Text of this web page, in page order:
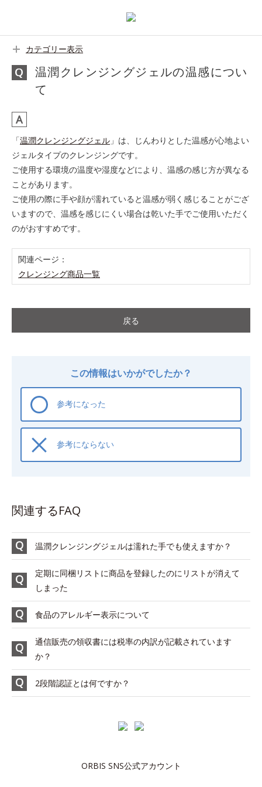
カテゴリー表示
温潤クレンジングジェルの温感につい
て
「温潤クレンジングジェル 」は、じんわりとした温感が心地よい
ジェルタイプのクレンジングです。
ご使用する環境の温度や湿度などにより、温感の感じ方が異なる
ことがあります。
ご使用の際に手や顔が濡れていると温感が弱く感じることがござ
いますので、温感を感じにくい場合は乾いた手でご使用いただく
のがおすすめです。
関連ページ：
クレンジング商品一覧
戻る
この情報はいかがでしたか？
参考になった
参考にならない
関連するFAQ
温潤クレンジングジェルは濡れた手でも使えますか？
定期に同梱リストに商品を登録したのにリストが消えて
しまった
食品のアレルギー表示について
通信販売の領収書には税率の内訳が記載されています
か？
2段階認証とは何ですか？
ORBIS SNS公式アカウント